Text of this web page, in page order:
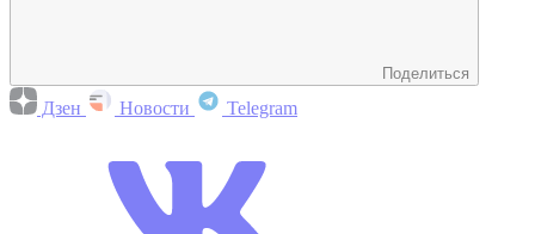
Поделиться
Дзен Новости Telegram